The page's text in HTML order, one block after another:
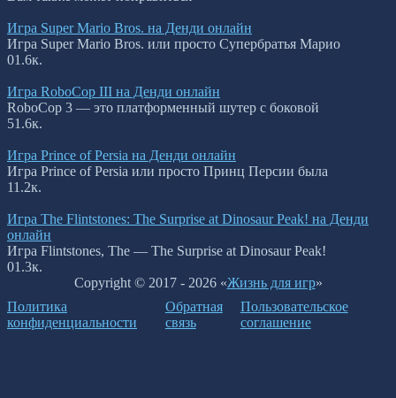
Игра Super Mario Bros. на Денди онлайн
Игра Super Mario Bros. или просто Супербратья Марио
01.6к.
Игра RoboCop III на Денди онлайн
RoboCop 3 — это платформенный шутер с боковой
51.6к.
Игра Prince of Persia на Денди онлайн
Игра Prince of Persia или просто Принц Персии была
11.2к.
Игра The Flintstones: The Surprise at Dinosaur Peak! на Денди
онлайн
Игра Flintstones, The — The Surprise at Dinosaur Peak!
01.3к.
Copyright © 2017 - 2026 «Жизнь для игр»
Политика
конфиденциальности
Обратная
связь
Пользовательское
соглашение